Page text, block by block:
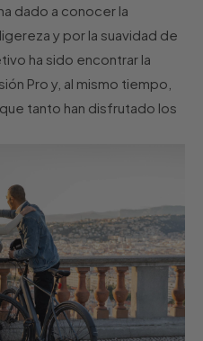
dado a conocer la
y por la suavidad de
ha sido encontrar la
Pro y, al mismo tiempo,
tanto han disfrutado los